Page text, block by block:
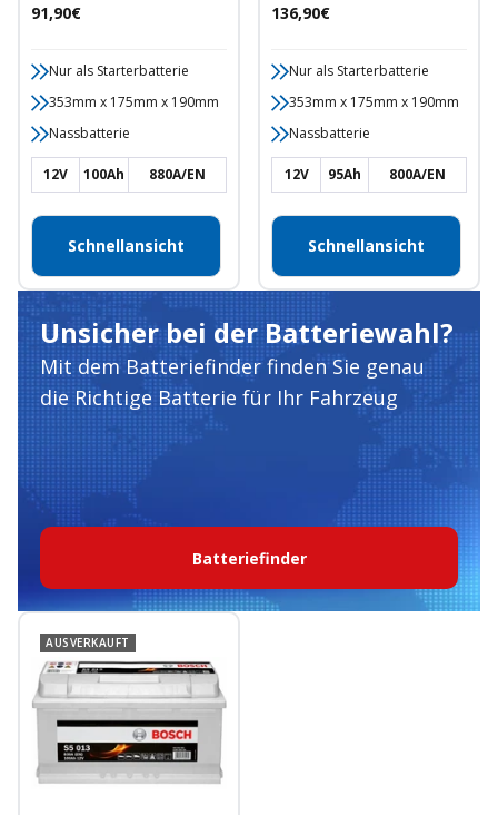
Angebotspreis
91,90€
Nur als Starterbatterie
353mm x 175mm x 190mm
Nassbatterie
12V 100Ah 880A/EN
Schnellansicht
Angebotspreis
136,90€
Nur als Starterbatterie
353mm x 175mm x 190mm
Nassbatterie
12V 95Ah 800A/EN
Schnellansicht
Unsicher bei der Batteriewahl?
Mit dem Batteriefinder finden Sie genau
die Richtige Batterie für Ihr Fahrzeug
Batteriefinder
AUSVERKAUFT